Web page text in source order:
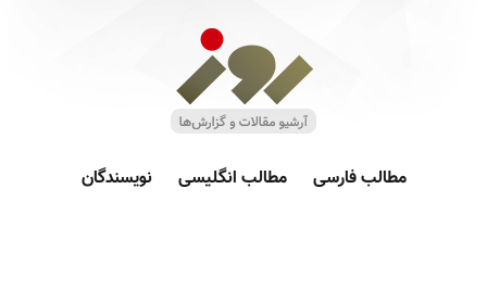
مطالب فارسی مطالب انگلیسی نویسندگان